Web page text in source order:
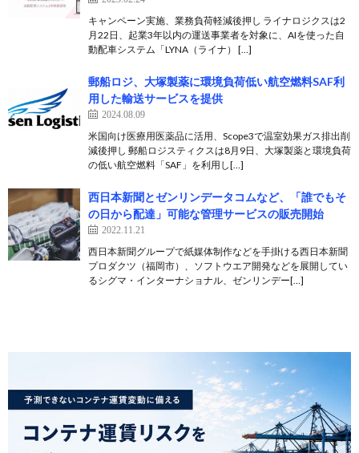
キャンペーン実施、業務負荷軽減後押し ライナロジクスは2
月22日、起業3年以内の運送事業者を対象に、AIを使った自
動配車システム「LYNA（ライナ） […]
郵船ロジ、大塚製薬に環境負荷低い航空燃料SAF利
用した輸送サービスを提供
2024.08.09
米国向け医療用医薬品に活用、Scope3で温室効果ガス排出削
減後押し 郵船ロジスティクスは8月9日、大塚製薬と環境負荷
の低い航空燃料「SAF」を利用し[…]
西日本新聞とゼンリンデータコムなど、「誰でもそ
の日から配達」可能な管理サービスの販売開始
2022.11.21
西日本新聞グループで紙媒体制作などを手掛ける西日本新聞
プロダクツ（福岡市）、ソフトウエア開発などを展開してい
るシグマ・インターナショナル、ゼンリンデー[…]